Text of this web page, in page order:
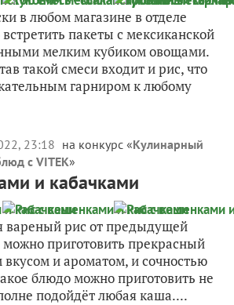
в любом магазине в отделе
пакеты с мексиканской
мелким кубиком овощами.
такой смеси входит и рис, что
гарниром к любому
23:18 на конкурс «Кулинарный
с VITEK»
и кабачками
вареный рис от предыдущей
приготовить прекрасный
и ароматом, и сочностью
блюдо можно приготовить не
подойдёт любая каша....